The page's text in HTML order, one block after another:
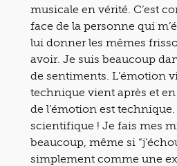
musicale en vérité. C’est
face de la personne qui
lui donner les mêmes
avoir. Je suis beaucoup
de sentiments. L’émotion
technique vient après et
de l’émotion est technique.
scientifique ! Je fais mes
beaucoup, même si
simplement comme une